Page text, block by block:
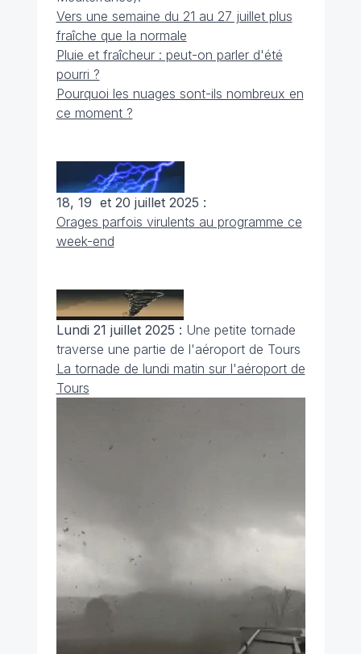
Vers une semaine du 21 au 27 juillet plus
fraîche que la normale
Pluie et fraîcheur : peut-on parler d'été
pourri ?
Pourquoi les nuages sont-ils nombreux en
ce moment ?
18, 19 et 20 juillet 2025 :
Orages parfois virulents au programme ce
week-end
Lundi 21 juillet 2025 : Une petite tornade
traverse une partie de l'aéroport de Tours
La tornade de lundi matin sur l'aéroport de
Tours